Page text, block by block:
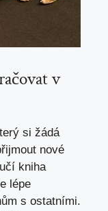
v
si žádá
nové
kniha
lépe
s ostatními.